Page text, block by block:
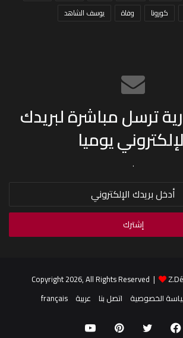
كورونا وفاة يوسف الشاهد
ترسل مباشرة لبريدك
يوميا
.
الخصوصية اتصل بنا عربية français
فيسبوكتويتر بينتيريستيوتيوب